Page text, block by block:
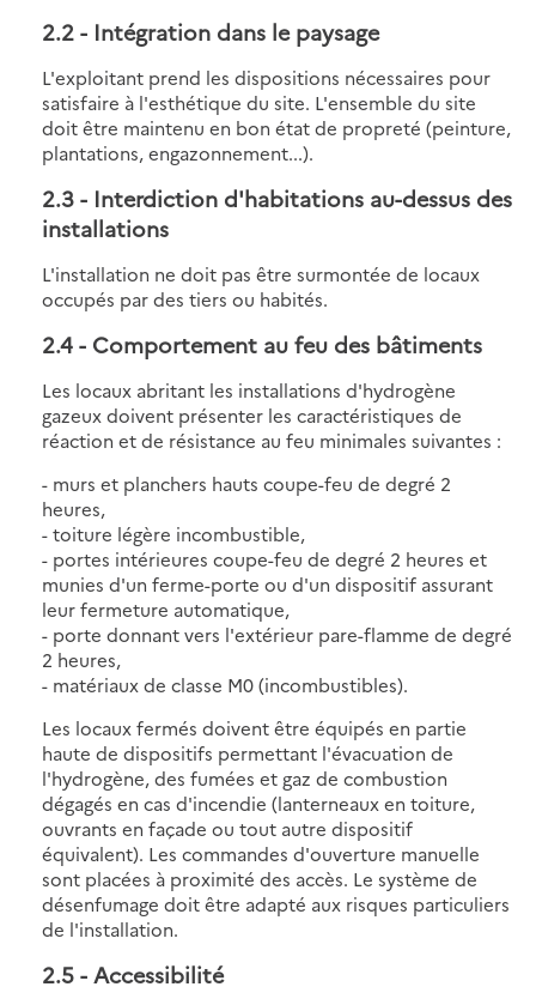
2.2 - Intégration dans le paysage
L'exploitant prend les dispositions nécessaires pour
satisfaire à l'esthétique du site. L'ensemble du site
doit être maintenu en bon état de propreté (peinture,
plantations, engazonnement...).
2.3 - Interdiction d'habitations au-dessus des
installations
L'installation ne doit pas être surmontée de locaux
occupés par des tiers ou habités.
2.4 - Comportement au feu des bâtiments
Les locaux abritant les installations d'hydrogène
gazeux doivent présenter les caractéristiques de
réaction et de résistance au feu minimales suivantes :
- murs et planchers hauts coupe-feu de degré 2
heures,
- toiture légère incombustible,
- portes intérieures coupe-feu de degré 2 heures et
munies d'un ferme-porte ou d'un dispositif assurant
leur fermeture automatique,
- porte donnant vers l'extérieur pare-flamme de degré
2 heures,
- matériaux de classe M0 (incombustibles).
Les locaux fermés doivent être équipés en partie
haute de dispositifs permettant l'évacuation de
l'hydrogène, des fumées et gaz de combustion
dégagés en cas d'incendie (lanterneaux en toiture,
ouvrants en façade ou tout autre dispositif
équivalent). Les commandes d'ouverture manuelle
sont placées à proximité des accès. Le système de
désenfumage doit être adapté aux risques particuliers
de l'installation.
2.5 - Accessibilité